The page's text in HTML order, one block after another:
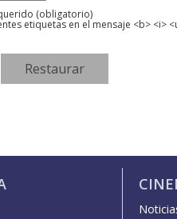
(obligatorio)
etiquetas en el mensaje <b> <i>